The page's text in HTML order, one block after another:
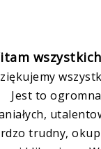
Jest to
trudny,